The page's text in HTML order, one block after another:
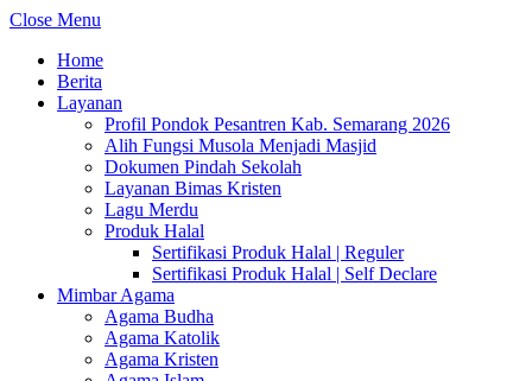
Close Menu
Home
Berita
Layanan
Profil Pondok Pesantren Kab. Semarang 2026
Alih Fungsi Musola Menjadi Masjid
Dokumen Pindah Sekolah
Layanan Bimas Kristen
Lagu Merdu
Produk Halal
Sertifikasi Produk Halal | Reguler
Sertifikasi Produk Halal | Self Declare
Mimbar Agama
Agama Budha
Agama Katolik
Agama Kristen